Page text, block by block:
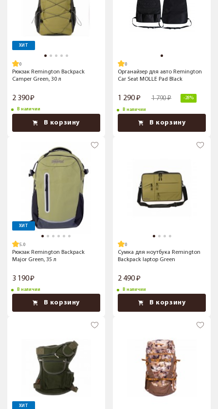
ХИТ
Рюкзак Remington Backpack
Camper Green, 30 л
2 390
В наличии
В корзину
Органайзер для авто Remington
Car Seat MOLLE Pad Black
1 290 1 790 -28%
В наличии
В корзину
ХИТ
5.0
Рюкзак Remington Backpack
Мajor Green, 35 л
3 190
В наличии
В корзину
Сумка для ноутбука Remington
Backpack laptop Green
2 490
В наличии
В корзину
ХИТ